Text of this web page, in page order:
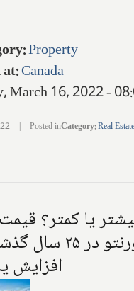
:Property
:Canada
March 16, 2022 -
| Posted inCategory:Real Estate
یا کمتر؟
افزایش